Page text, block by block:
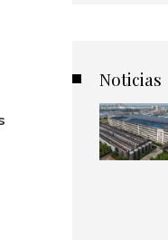
Noticias